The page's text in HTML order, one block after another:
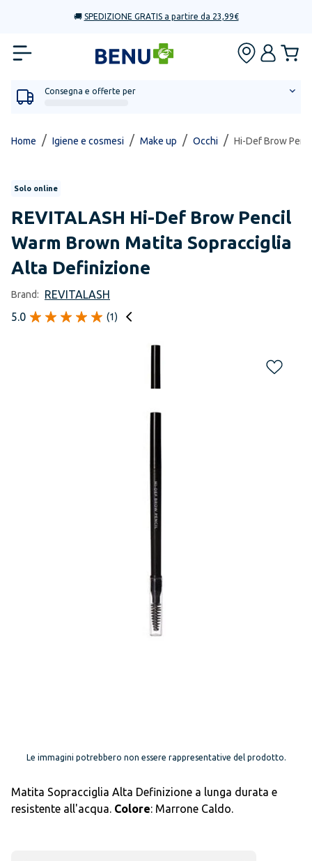
🚚 SPEDIZIONE GRATIS a partire da 23,99€
Consegna e offerte per
Home / Igiene e cosmesi / Make up / Occhi / Hi-Def Brow
Solo online
REVITALASH Hi-Def Brow Pencil
Warm Brown Matita Sopracciglia
Alta Definizione
Brand:
REVITALASH
5.0
(1)
Le immagini potrebbero non essere rappresentative del prodotto.
Matita Sopracciglia Alta Definizione a lunga durata e
resistente all'acqua. Colore: Marrone Caldo.